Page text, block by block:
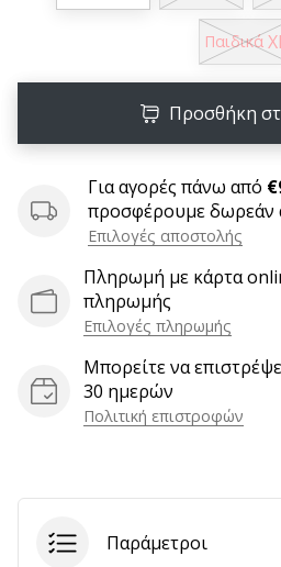
9 λεπτά ανάγνωσης
Weplayvolleyball
Πρόγραμμα
Έχετε
τον
ιστότοπο,
ιστολόγιο,
Facebook
σας
Παιδικά
Προσθήκη
Για αγορές πάνω από
προσφέρουμε δωρεάν
Επιλογές αποστολής
Πληρωμή με κάρτα
πληρωμής
Επιλογές πληρωμής
Μπορείτε να
30 ημερών
Πολιτική επιστροφών
Παράμετροι